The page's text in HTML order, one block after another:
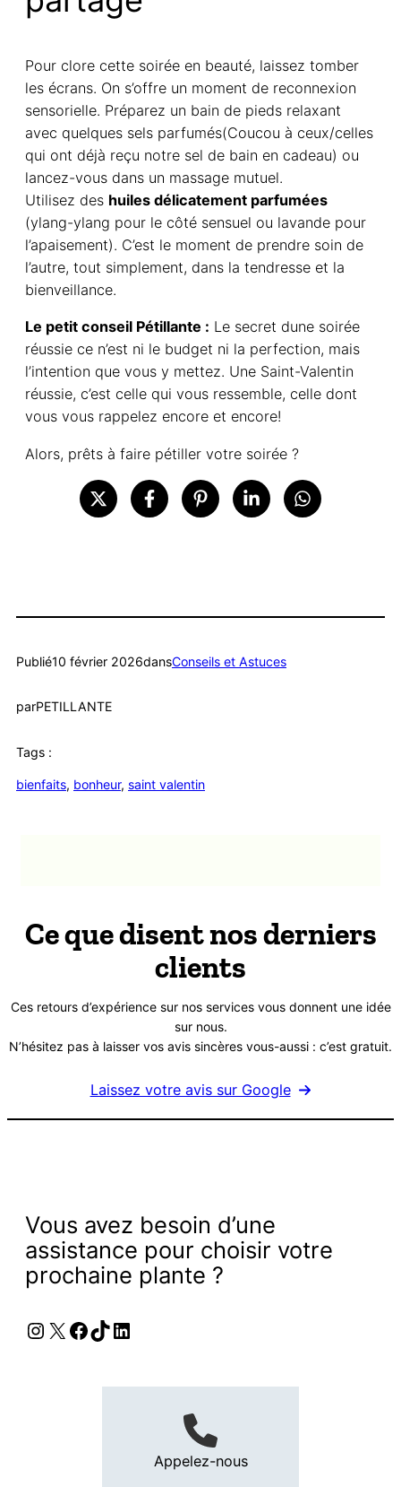
Pour clore cette soirée en beauté, laissez tomber
les écrans. On s’offre un moment de reconnexion
sensorielle. Préparez un bain de pieds relaxant
avec quelques sels parfumés(Coucou à ceux/celles
qui ont déjà reçu notre sel de bain en cadeau) ou
lancez-vous dans un massage mutuel.
Utilisez des huiles délicatement parfumées
(ylang-ylang pour le côté sensuel ou lavande pour
l’apaisement). C’est le moment de prendre soin de
l’autre, tout simplement, dans la tendresse et la
bienveillance.
Le petit conseil Pétillante : Le secret dune soirée
réussie ce n’est ni le budget ni la perfection, mais
l’intention que vous y mettez. Une Saint-Valentin
réussie, c’est celle qui vous ressemble, celle dont
vous vous rappelez encore et encore!
Alors, prêts à faire pétiller votre soirée ?
Publié10 février 2026dansConseils et Astuces
parPETILLANTE
Tags :
bienfaits, bonheur, saint valentin
Ce que disent nos derniers
clients
Ces retours d’expérience sur nos services vous donnent une idée
sur nous.
N’hésitez pas à laisser vos avis sincères vous-aussi : c’est gratuit.
Laissez votre avis sur Google
Vous avez besoin d’une
assistance pour choisir votre
prochaine plante ?
Instagram
X Facebook
TikTok
LinkedIn
Appelez-nous